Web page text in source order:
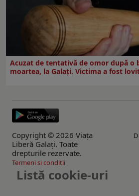
Acuzat de tentativă de omor după o
moartea, la Galați. Victima a fost
Copyright © 2026 Viaţa
Liberă Galaţi. Toate
drepturile rezervate.
Termeni si conditii
Listă cookie-uri